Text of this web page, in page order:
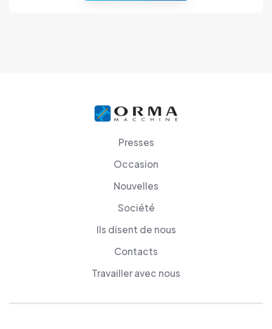
Presses
Occasion
Nouvelles
Société
Ils disent de nous
Contacts
Travailler avec nous